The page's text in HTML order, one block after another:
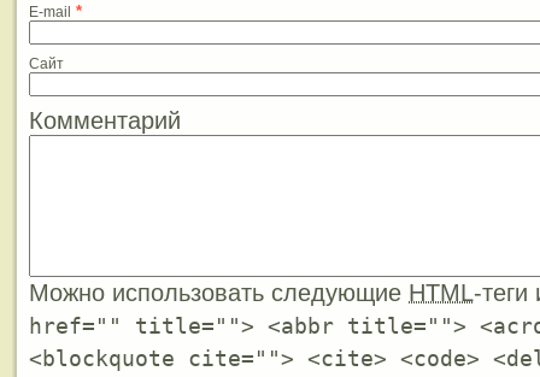
E-mail *
Сайт
Комментарий
Можно использовать следующие HTML-
href="" title=""> <abbr title="">
<blockquote cite=""> <cite> <code>